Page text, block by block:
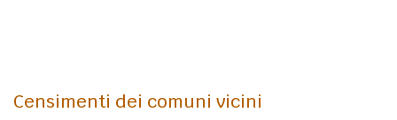
Censimenti dei comuni vicini